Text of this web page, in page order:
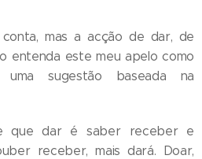
mas a acção de dar, de
entenda este meu apelo como
uma sugestão baseada na
que dar é saber receber e
receber, mais dará. Doar,